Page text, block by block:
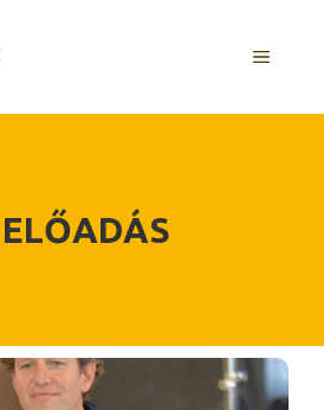
MENU
ELŐADÁS